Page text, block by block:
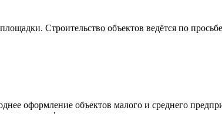
Строительство объектов ведётся по
оформление объектов малого и среднего